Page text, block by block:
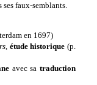
faux-semblants.
en 1697)
, étude historique (p.
avec sa traduction